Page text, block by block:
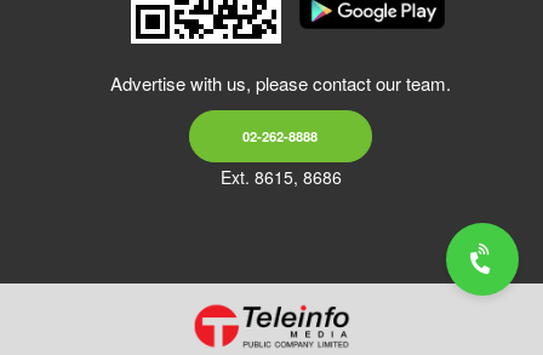
Advertise with us, please contact our team.
02-262-8888
Ext. 8615, 8686